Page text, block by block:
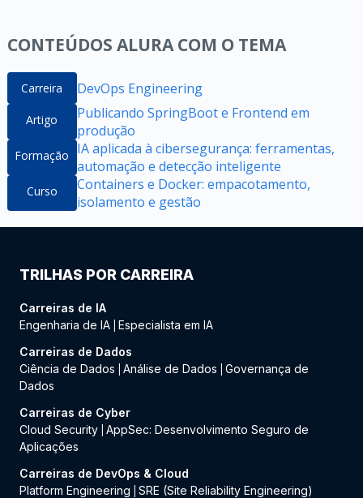
CONTEÚDOS ALURA COM O TEMA
Carreira DevOps Engineering
Artigo
Publicando SpringBoot e Frontend em
produção
Formação
IA aplicada à cibersegurança: ferramentas,
automação e detecção inteligente
Curso
Containers e Docker: empacotamento,
isolamento e gestão
TRILHAS POR CARREIRA
Carreiras de IA
Engenharia de IA Especialista em IA
Carreiras de Dados
Ciência de Dados
Análise de Dados
Governança de
Dados
Carreiras de Cyber
Cloud Security AppSec: Desenvolvimento Seguro de
Aplicações
Carreiras de DevOps & Cloud
Platform Engineering
SRE (Site Reliability Engineering)